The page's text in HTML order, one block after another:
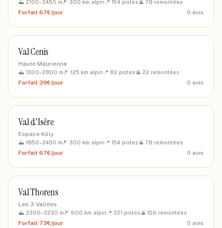
⛰️ 2100–3450 m🎿 300 km alpin 📍 154 pistes🚡 78 remontées
Forfait 67€/jour 0 avis
Val Cenis
Haute Maurienne
⛰️ 1300–2800 m🎿 125 km alpin 📍 82 pistes🚡 22 remontées
Forfait 39€/jour 0 avis
Val d'Isère
Espace Killy
⛰️ 1850–3450 m🎿 300 km alpin 📍 154 pistes🚡 78 remontées
Forfait 67€/jour 0 avis
Val Thorens
Les 3 Vallées
⛰️ 2300–3230 m🎿 600 km alpin 📍 321 pistes🚡 156 remontées
Forfait 73€/jour 0 avis